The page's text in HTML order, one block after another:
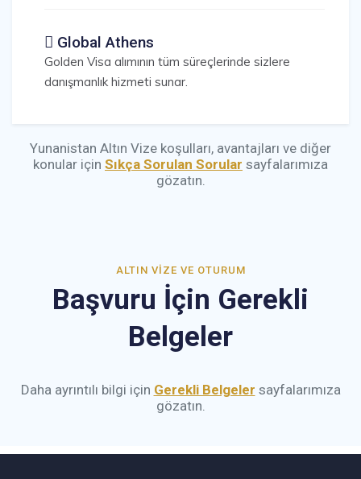
Global Athens
Golden Visa alımının tüm süreçlerinde sizlere
danışmanlık hizmeti sunar.
Yunanistan Altın Vize koşulları, avantajları ve diğer
konular için Sıkça Sorulan Sorular sayfalarımıza
gözatın.
ALTIN VIZE VE OTURUM
Başvuru İçin Gerekli
Belgeler
Daha ayrıntılı bilgi için Gerekli Belgeler sayfalarımıza
gözatın.